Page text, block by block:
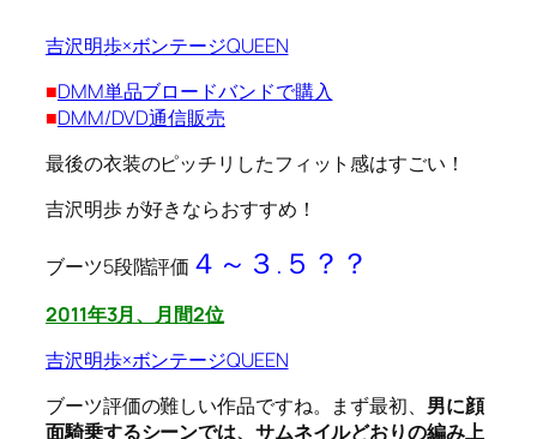
吉沢明歩×ボンテージQUEEN
■DMM単品ブロードバンドで購入
■DMM/DVD通信販売
最後の衣装のピッチリしたフィット感はすごい！
吉沢明歩 が好きならおすすめ！
ブーツ5段階評価 ４～３.５？？
2011年3月、月間2位
吉沢明歩×ボンテージQUEEN
ブーツ評価の難しい作品ですね。まず最初、 男に顔
面騎乗するシーンでは、サムネイルどおりの編み上